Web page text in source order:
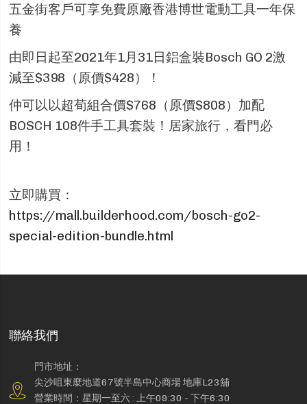
五金街客戶可享免費原廠香港博世電動工具一年保
養
由即日起至2021年1月31日鋁盒裝Bosch GO 2激
減至$398（原價$428）！
仲可以以超荀組合價$768（原價$808）加配
BOSCH 108件手工具套裝！居家旅行，看門必
用！
立即購買：
https://mall.builderhood.com/bosch-go2-
special-edition-bundle.html
聯絡我們
門市地址：
尖沙咀東麼地道67號半島中心商場 地庫L23舖
營業時間：星期一至六 : 上午09:30 - 下午6:30